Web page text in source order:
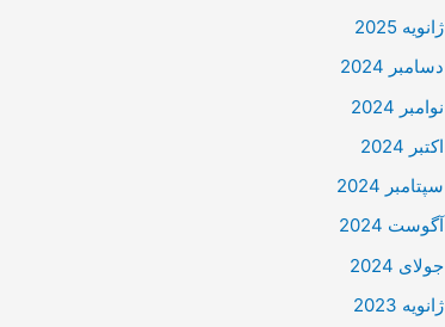
ژانویه 2025
دسامبر 2024
نوامبر 2024
اکتبر 2024
سپتامبر 2024
آگوست 2024
جولای 2024
ژانویه 2023